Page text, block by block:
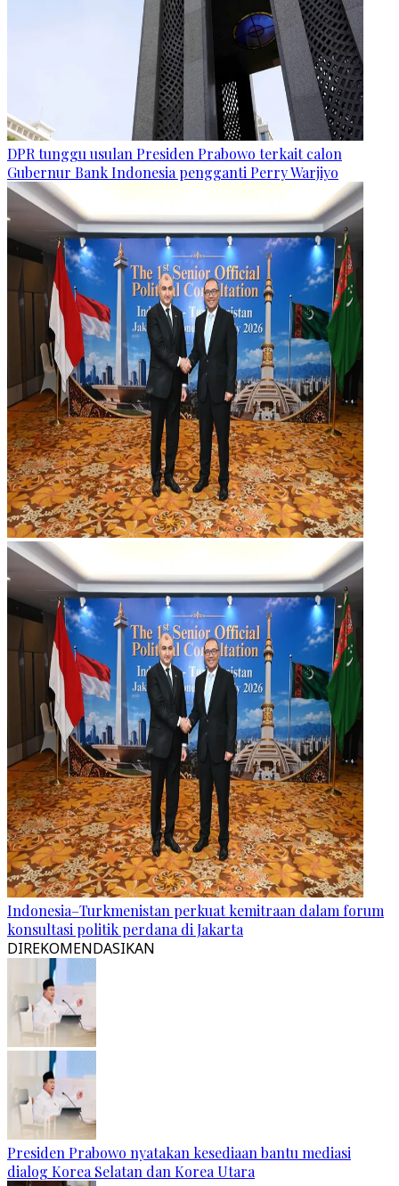
DPR tunggu usulan Presiden Prabowo terkait calon
Gubernur Bank Indonesia pengganti Perry Warjiyo
Indonesia–Turkmenistan perkuat kemitraan dalam forum
konsultasi politik perdana di Jakarta
DIREKOMENDASIKAN
Presiden Prabowo nyatakan kesediaan bantu mediasi
dialog Korea Selatan dan Korea Utara